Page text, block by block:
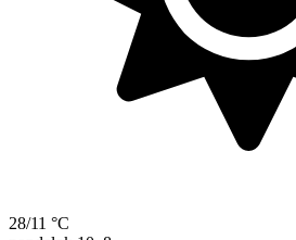
28/11 °C